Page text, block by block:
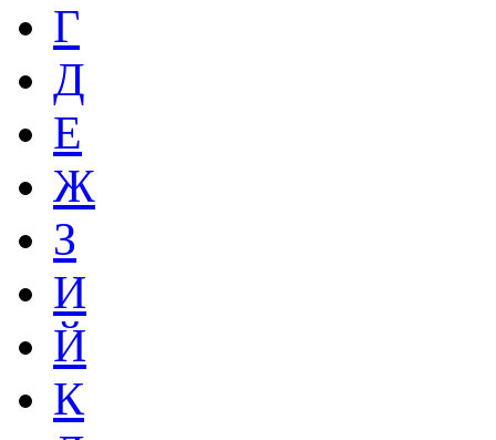
Г
Д
Е
Ж
З
И
Й
К